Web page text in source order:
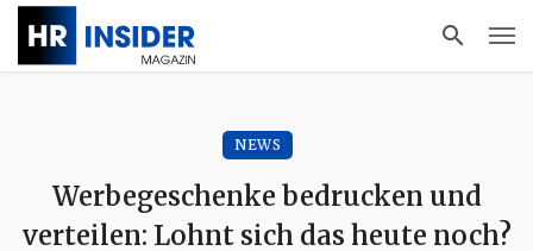
NEWS
Werbegeschenke bedrucken und
verteilen: Lohnt sich das heute noch?